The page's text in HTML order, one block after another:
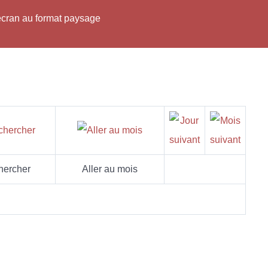
au format paysage
Aller au mois